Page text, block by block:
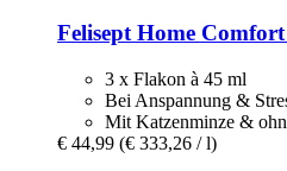
Felisept Home
3 x Flakon à 45 ml
Bei Anspannung &
Mit Katzenminze &
€ 44,99 (€ 333,26 / l)